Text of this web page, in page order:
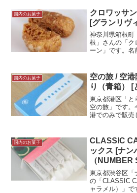
国内のお菓子
クロワッサ
[グランリヴ
神奈川県箱根町
根」さんの「ク
ーン」です。名
された食べやす
た！試食メモグ
読む＞
国内のお菓子
空の旅 / 空
り（青箱） [
東京都港区「と
空の旅」です。
港でのみで販売
な味が楽しめる
限定パッケー
国内のお菓子
CLASSIC
ックス [ナン
（NUMBER
東京都渋谷区「
の「CLASSIC
ャラメル）」で